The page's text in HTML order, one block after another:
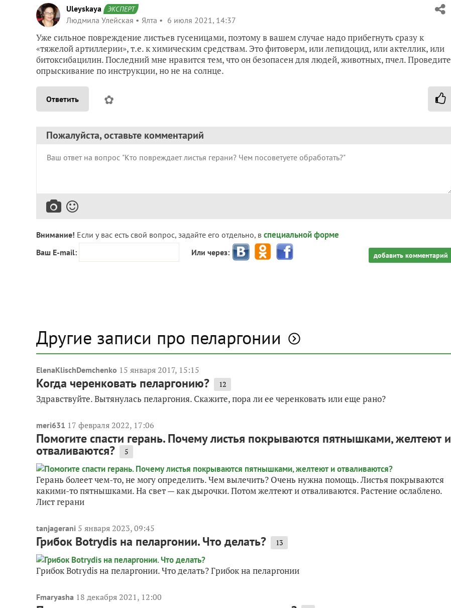
Uleyskaya ЭКСПЕРТ
Людмила Улейская Ялта 6 июля 2021, 14:37
Уже сильное повреждение листьев гусеницами, поэтому в вашем случае надо прибегнуть сразу к
«тяжелой артиллерии», т.е. к химическим средствам. Это фитоверм, или лепидоцид, или актеллик, или
битоксибацилин. Последний мне нравится тем, что он безопасен для людей, животных, пчел. Проведите
опрыскивание по инструкции, но не на солнце.
Ответить ✿
Пожалуйста, оставьте комментарий
Внимание! Если у вас есть свой вопрос, задайте его отдельно, в специальной форме
Ваш E-mail: Или через: добавить комментарий
Другие записи про пеларгонии
ElenaKlischDemchenko 15 января 2017, 15:15
Когда черенковать пеларгонию? 12
Здравствуйте. Вытянулась пеларгония. Скажите, пора ли ее черенковать или еще рано?
meri631 17 февраля 2022, 17:06
Помогите спасти герань. Почему листья покрываются пятнышками, желтеют и
отваливаются? 5
Герань болеет чем-то, не могу определить. Чем вылечить? Очень нужна помощь. Листья покрываются
какими-то пятнышками. На свет — как дырочки. Потом желтеют и отваливаются. Растение ослаблено.
Лист герани
tanjagerani 5 января 2023, 09:45
Грибок Botrydis на пеларгонии. Что делать? 13
Грибок Botrydis на пеларгонии. Что делать? Грибок на пеларгонии
Fmaryasha 18 декабря 2021, 12:00